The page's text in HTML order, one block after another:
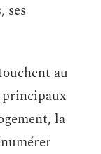
ses
au
principaux
la